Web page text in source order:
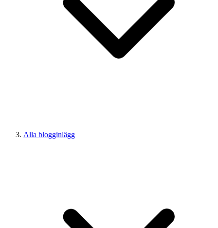
Alla blogginlägg